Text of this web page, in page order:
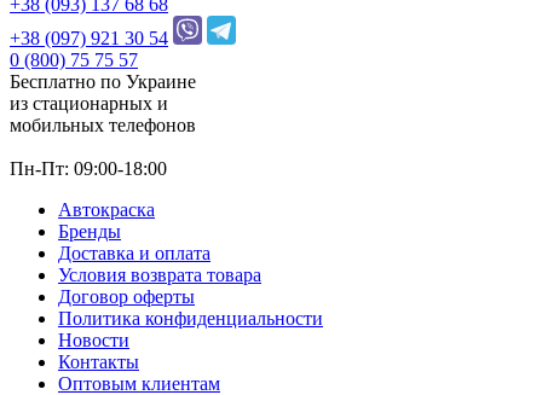
+38 (097) 921 30 54
0 (800) 75 75 57
Бесплатно по Украине
из стационарных и
мобильных телефонов
Пн-Пт: 09:00-18:00
Автокраска
Бренды
Доставка и оплата
Условия возврата товара
Договор оферты
Политика конфиденциальности
Новости
Контакты
Оптовым клиентам